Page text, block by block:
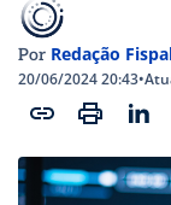
Por Redação
20/06/2024 20:43•